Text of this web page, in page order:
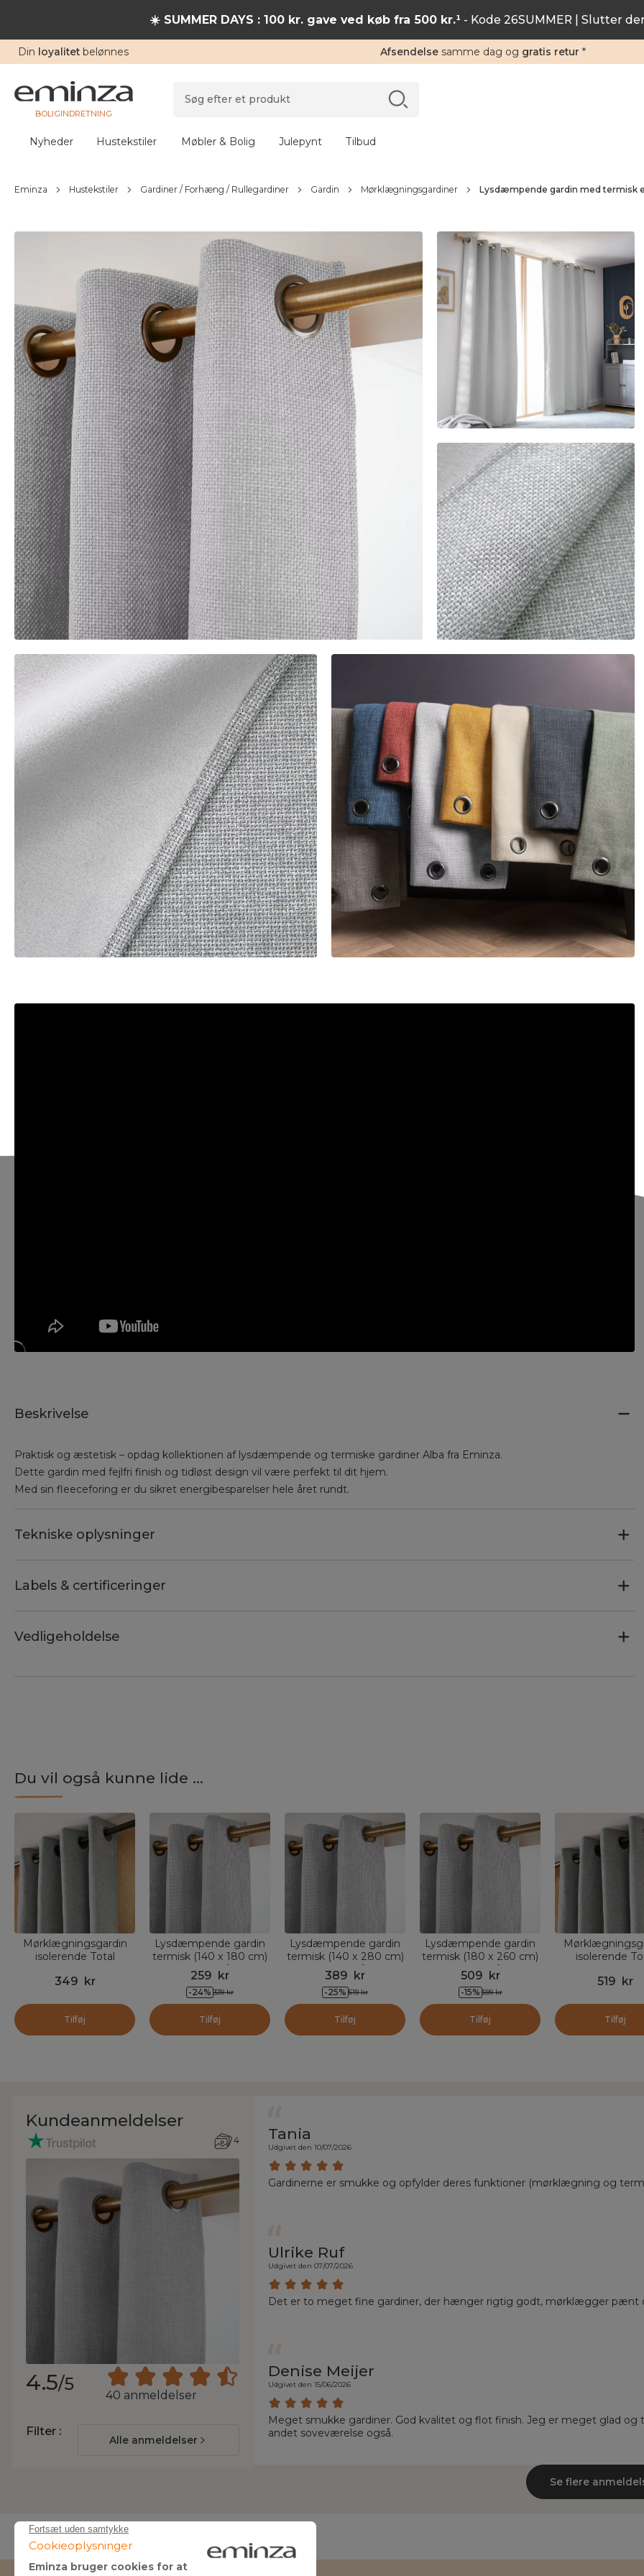
☀️ SUMMER DAYS : 100 kr. gave ved køb fra 500 kr.¹- Kode 26SUMMER | Slutter
Din loyalitet belønnes Afsendelse samme dag og gratis retur *
BOLIGINDRETNING
Nyheder Hustekstiler Møbler & Bolig Julepynt Tilbud
Eminza Hustekstiler Gardiner / Forhæng / Rullegardiner Gardin Mørklægningsgardiner Lysdæmpende gardin med termisk
Beskrivelse
Praktisk og æstetisk – opdag kollektionen af lysdæmpende og termiske gardiner Alba fra Eminza.
Dette gardin med fejlfri finish og tidløst design vil være perfekt til dit hjem.
Med sin fleeceforing er du sikret energibesparelser hele året rundt.
Tekniske oplysninger
Labels & certificeringer
Vedligeholdelse
Du vil også kunne lide ...
Mørklægningsgardin
isolerende Total
cm) Magnus Titan Grå
349 kr
Tilføj
Lysdæmpende gardin
termisk (140 x 180 cm)
Alba Grå
259 kr
-24% 339 kr
Tilføj
Lysdæmpende gardin
termisk (140 x 280 cm)
Alba Grå
389 kr
-25% 519 kr
Tilføj
Lysdæmpende gardin
termisk (180 x 260 cm)
Alba Grå
509 kr
-15% 599 kr
Tilføj
isolerende
cm) Magnus
519 kr
Tilføj
Kundeanmeldelser
4
4.5/5
40 anmeldelser
Filter :
Alle anmeldelser
Tania
Udgivet den 10/07/2026
Gardinerne er smukke og opfylder deres funktioner (mørklægning og
Ulrike Ruf
Udgivet den 07/07/2026
Det er to meget fine gardiner, der hænger rigtig godt, mørklægger pænt
Denise Meijer
Udgivet den 15/06/2026
Meget smukke gardiner. God kvalitet og flot finish. Jeg er meget glad
andet soveværelse også.
Se flere